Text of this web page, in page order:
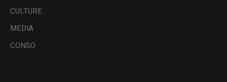
CULTURE
MEDIA
CONSO